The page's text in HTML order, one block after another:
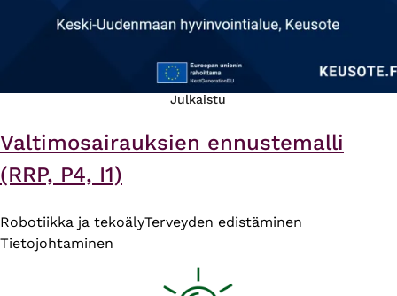
Julkaistu
Valtimosairauksien ennustemalli
(RRP, P4, I1)
Robotiikka ja tekoälyTerveyden edistäminen
Tietojohtaminen